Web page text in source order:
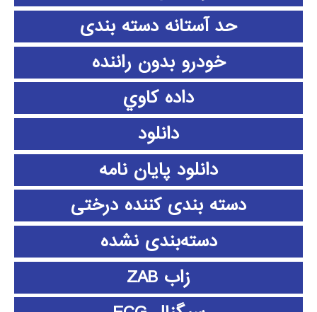
حد آستانه دسته بندی
خودرو بدون راننده
داده كاوي
دانلود
دانلود پايان نامه
دسته بندی کننده درختی
دسته‌بندی نشده
زاب ZAB